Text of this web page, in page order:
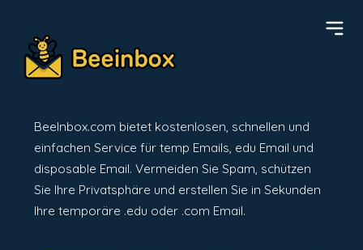
BeeInbox.com bietet kostenlosen, schnellen und
einfachen Service für temp Emails, edu Email und
disposable Email. Vermeiden Sie Spam, schützen
Sie Ihre Privatsphäre und erstellen Sie in Sekunden
Ihre temporäre .edu oder .com Email.